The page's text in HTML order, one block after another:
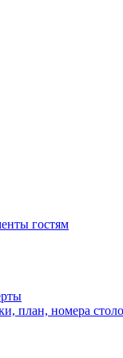
гостям
план, номера